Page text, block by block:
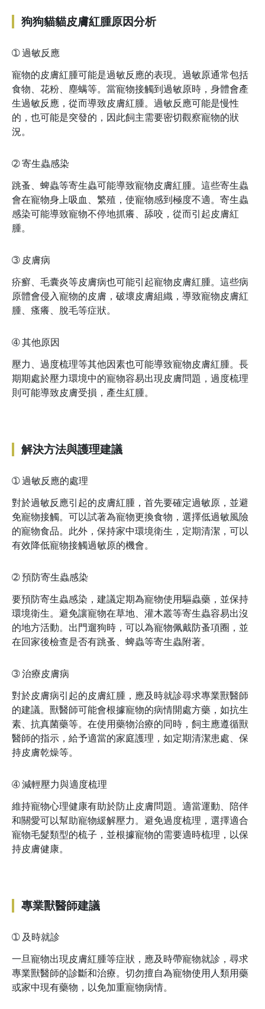
狗狗貓貓皮膚紅腫原因分析
➀過敏反應
寵物的皮膚紅腫可能是過敏反應的表現。過敏原通常包括
食物、花粉、塵螨等。當寵物接觸到過敏原時，身體會產
生過敏反應，從而導致皮膚紅腫。過敏反應可能是慢性
的，也可能是突發的，因此飼主需要密切觀察寵物的狀
況。
➁寄生蟲感染
跳蚤、蜱蟲等寄生蟲可能導致寵物皮膚紅腫。這些寄生蟲
會在寵物身上吸血、繁殖，使寵物感到極度不適。寄生蟲
感染可能導致寵物不停地抓癢、舔咬，從而引起皮膚紅
腫。
➂ 皮膚病
疥癬、毛囊炎等皮膚病也可能引起寵物皮膚紅腫。這些病
原體會侵入寵物的皮膚，破壞皮膚組織，導致寵物皮膚紅
腫、瘙癢、脫毛等症狀。
➃其他原因
壓力、過度梳理等其他因素也可能導致寵物皮膚紅腫。長
期期處於壓力環境中的寵物容易出現皮膚問題，過度梳理
則可能導致皮膚受損，產生紅腫。
解決方法與護理建議
➀過敏反應的處理
對於過敏反應引起的皮膚紅腫，首先要確定過敏原，並避
免寵物接觸。可以試著為寵物更換食物，選擇低過敏風險
的寵物食品。此外，保持家中環境衛生，定期清潔，可以
有效降低寵物接觸過敏原的機會。
➁預防寄生蟲感染
要預防寄生蟲感染，建議定期為寵物使用驅蟲藥，並保持
環境衛生。避免讓寵物在草地、灌木叢等寄生蟲容易出沒
的地方活動。出門遛狗時，可以為寵物佩戴防蚤項圈，並
在回家後檢查是否有跳蚤、蜱蟲等寄生蟲附著。
➂治療皮膚病
對於皮膚病引起的皮膚紅腫，應及時就診尋求專業獸醫師
的建議。獸醫師可能會根據寵物的病情開處方藥，如抗生
素、抗真菌藥等。在使用藥物治療的同時，飼主應遵循獸
醫師的指示，給予適當的家庭護理，如定期清潔患處、保
持皮膚乾燥等。
➃減輕壓力與適度梳理
維持寵物心理健康有助於防止皮膚問題。適當運動、陪伴
和關愛可以幫助寵物緩解壓力。避免過度梳理，選擇適合
寵物毛髮類型的梳子，並根據寵物的需要適時梳理，以保
持皮膚健康。
專業獸醫師建議
➀ 及時就診
一旦寵物出現皮膚紅腫等症狀，應及時帶寵物就診，尋求
專業獸醫師的診斷和治療。切勿擅自為寵物使用人類用藥
或家中現有藥物，以免加重寵物病情。